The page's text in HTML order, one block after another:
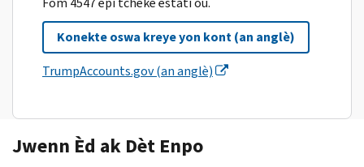
Konekte oswa kreye yon kont (an anglè)
TrumpAccounts.gov (an anglè)
Jwenn Èd ak Dèt Enpo